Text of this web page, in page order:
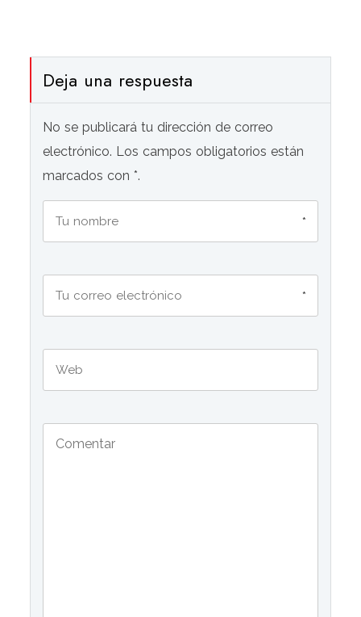
Deja una respuesta
No se publicará tu dirección de correo
electrónico. Los campos obligatorios están
marcados con *.
*
*